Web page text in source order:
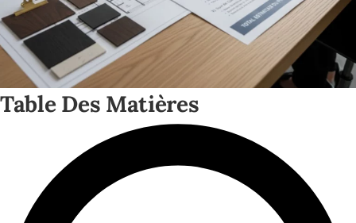
Table Des Matières